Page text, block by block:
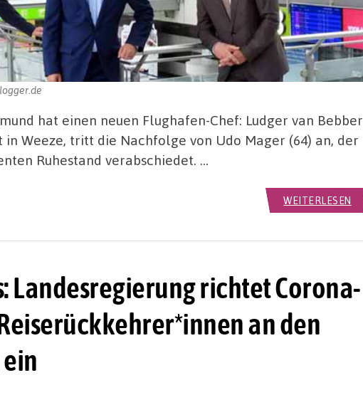
hat einen neuen Flughafen-Chef: Ludger van Bebber
in Weeze, tritt die Nachfolge von Udo Mager (64) an, der
Ruhestand verabschiedet. …
WEITERLESEN
Landesregierung richtet Corona-
an den